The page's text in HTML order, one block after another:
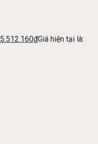
5.512.160₫Giá hiện tại là: